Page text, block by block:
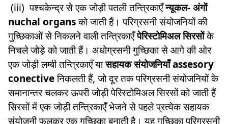
(iii) पश्चकेन्द्र से एक जोड़ी पतली तन्त्रिकाएँन्यूकल- अंगों
nuchal organsको जाती हैं। परिग्रसनी संयोजनियों की
गुच्छिकाओं से निकलने वाली तन्त्रिकाएँपेरिस्टोमिअल सिरसोंके
निचले जोड़े को जाती हैं। अधोग्रसनी गुच्छिका से आगे की ओर
एक जोड़ी लम्बी तन्त्रिकाएँ यासहायक संयोजनियाँ assesory
conectiveनिकलती हैं, जो दूर तक परिग्रसनी संयोजनियों के
समानान्तर चलकर ऊपरी जोड़ी पेरिस्टोमिअल सिरसों को जाती हैं
सिरसों में एक जोड़ी तन्त्रिकाएँ भेजने से पहले प्रत्येक सहायक
संयोजनी फूलकर एक गुच्छिका बनाती है। यह गुच्छिका परिग्रसनी